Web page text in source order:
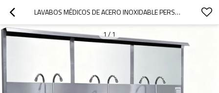
LAVABOS MÉDICOS DE ACERO INOXIDABLE PERSONALIZADOS LAVAMANOS DE HOSPITAL
1/ 1